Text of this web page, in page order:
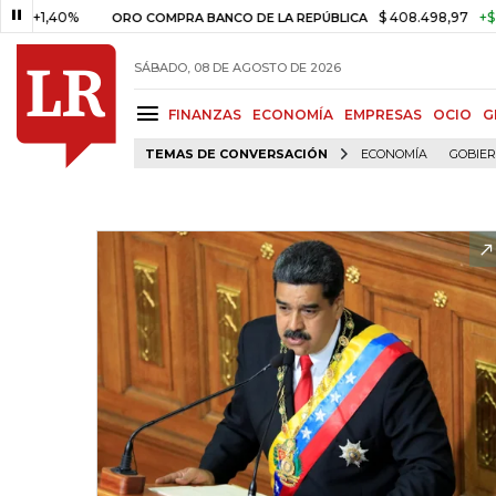
ORO COMPRA BANCO DE LA REPÚBLICA $ 408.498,97 +$ 8.753,81
SÁBADO, 08 DE AGOSTO DE 2026
FINANZAS ECONOMÍA EMPRESAS OCIO
TEMAS DE CONVERSACIÓN ECONOMÍA